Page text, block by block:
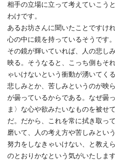
相手の立場に立って考えていこう
わけです。
あるお坊さんに聞いたことですけ
心の中に鏡を持っているそうです。
その鏡が輝いていれば、人の悲し
映る。そうなると、こっち側もそ
ゃいけないという衝動が湧いてく
悲しみとか、苦しみというのが映
が曇っているからである。なぜ曇
ま〉な心や欲みたいなものを被せ
だ。だから、これを常に拭き取っ
磨いて、人の考え方や苦しみとい
努力をしなきゃいけない、と教え
のとおりかなという気がいたします